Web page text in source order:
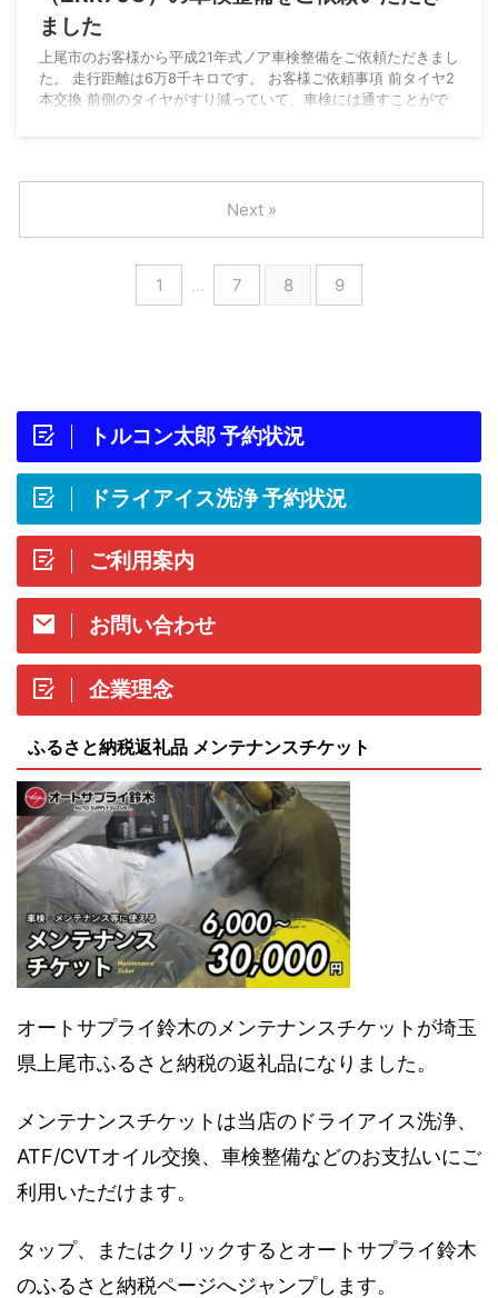
ました
上尾市のお客様から平成21年式ノア車検整備をご依頼ただきまし
た。 走行距離は6万8千キロです。 お客様ご依頼事項 前タイヤ2
本交換 前側のタイヤがすり減っていて、車検には通すことがで
車検整備で実施した作業 エンジンオイル・オイルエレメント交
換 古いオイルを抜き取り、フィルターを取り外しします。 新し
1 … 7 8 9
Next »
トルコン太郎 予約状況
ドライアイス洗浄 予約状況
ご利用案内
お問い合わせ
企業理念
ふるさと納税返礼品 メンテナンスチケット
オートサプライ鈴木のメンテナンスチケットが埼玉
県上尾市ふるさと納税の返礼品になりました。
メンテナンスチケットは当店のドライアイス洗浄、
ATF/CVTオイル交換、車検整備などのお支払いにご
利用いただけます。
タップ、またはクリックするとオートサプライ鈴木
のふるさと納税ページへジャンプします。